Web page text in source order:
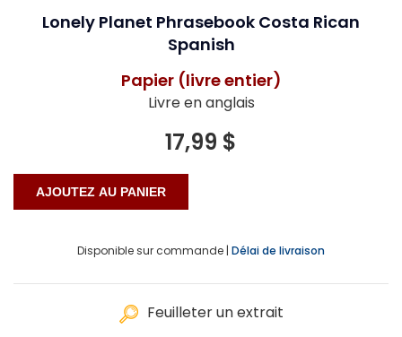
Lonely Planet Phrasebook Costa Rican
Spanish
Papier (livre entier)
Livre en anglais
17,99 $
Disponible sur commande | Délai de livraison
Feuilleter un extrait